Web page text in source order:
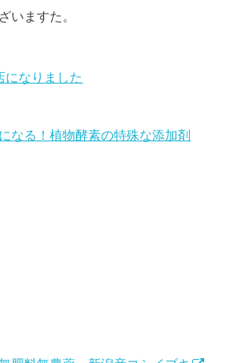
いますた。
になりました
なる！植物酵素の特殊な添加剤